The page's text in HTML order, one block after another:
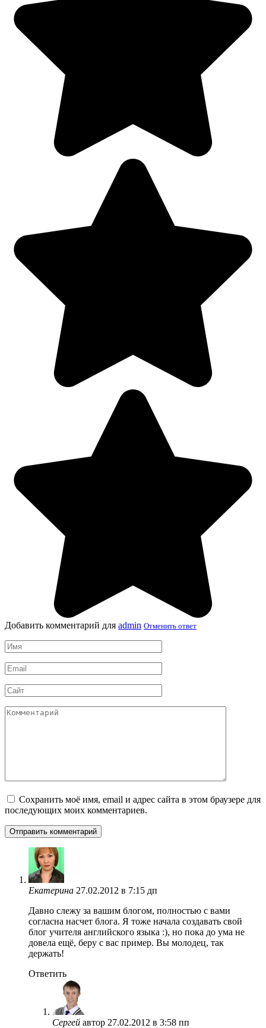
Добавить комментарий для admin Отменить ответ
Имя
*
Email
*
Сайт
Комментарий
Сохранить моё имя, email и адрес сайта в этом браузере для
последующих моих комментариев.
Екатерина 27.02.2012 в 7:15 дп
Давно слежу за вашим блогом, полностью с вами
согласна насчет блога. Я тоже начала создавать свой
блог учителя английского языка :), но пока до ума не
довела ещё, беру с вас пример. Вы молодец, так
держать!
Ответить
Сергей автор 27.02.2012 в 3:58 пп